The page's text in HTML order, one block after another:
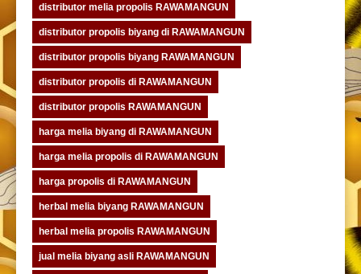
distributor melia propolis RAWAMANGUN
distributor propolis biyang di RAWAMANGUN
distributor propolis biyang RAWAMANGUN
distributor propolis di RAWAMANGUN
distributor propolis RAWAMANGUN
harga melia biyang di RAWAMANGUN
harga melia propolis di RAWAMANGUN
harga propolis di RAWAMANGUN
herbal melia biyang RAWAMANGUN
herbal melia propolis RAWAMANGUN
jual melia biyang asli RAWAMANGUN